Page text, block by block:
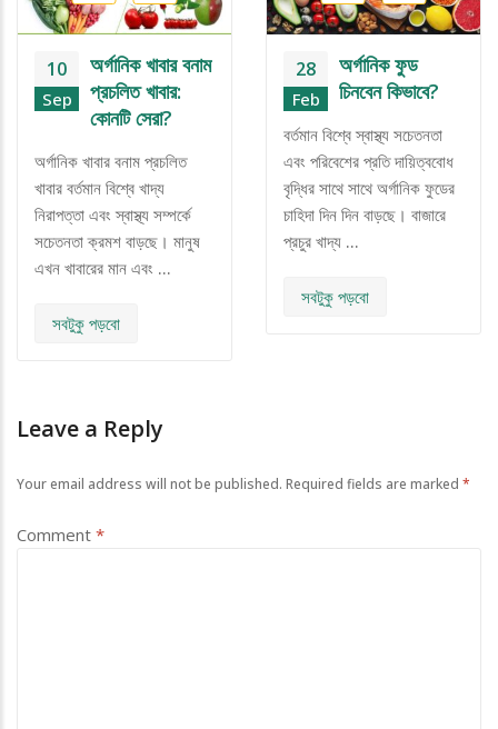
10
Sep
অর্গানিক খাবার বনাম
প্রচলিত খাবার:
কোনটি সেরা?
অর্গানিক খাবার বনাম প্রচলিত
খাবার বর্তমান বিশ্বে খাদ্য
নিরাপত্তা এবং স্বাস্থ্য সম্পর্কে
সচেতনতা ক্রমশ বাড়ছে। মানুষ
এখন খাবারের মান এবং …
সবটুকু পড়বো
28
Feb
অর্গানিক ফুড
চিনবেন কিভাবে?
বর্তমান বিশ্বে স্বাস্থ্য সচেতনতা
এবং পরিবেশের প্রতি দায়িত্ববোধ
বৃদ্ধির সাথে সাথে অর্গানিক ফুডের
চাহিদা দিন দিন বাড়ছে। বাজারে
প্রচুর খাদ্য …
সবটুকু পড়বো
Leave a Reply
Your email address will not be published. Required fields are marked *
Comment *